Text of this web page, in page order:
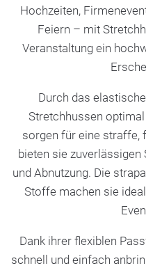
Hochzeiten,
Feiern – mit
Veranstaltung ein
Durch das
Stretchhussen
sorgen für eine straffe,
bieten sie
und Abnutzung. Die
Stoffe machen sie
Dank ihrer flexiblen
schnell und einfach